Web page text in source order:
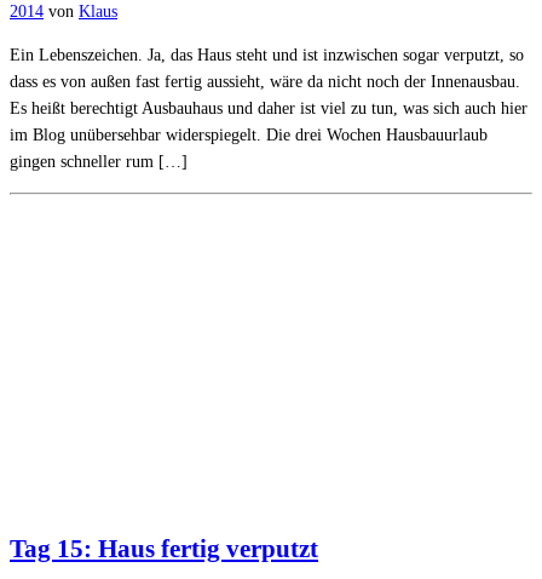
2014 von Klaus
Ein Lebenszeichen. Ja, das Haus steht und ist inzwischen sogar verputzt, so
dass es von außen fast fertig aussieht, wäre da nicht noch der Innenausbau.
Es heißt berechtigt Ausbauhaus und daher ist viel zu tun, was sich auch hier
im Blog unübersehbar widerspiegelt. Die drei Wochen Hausbauurlaub
gingen schneller rum […]
Tag 15: Haus fertig verputzt